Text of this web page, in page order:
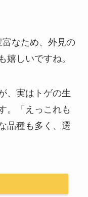
なため、外見の
嬉しいですね。
、実はトゲの生
。「えっこれも
品種も多く、選